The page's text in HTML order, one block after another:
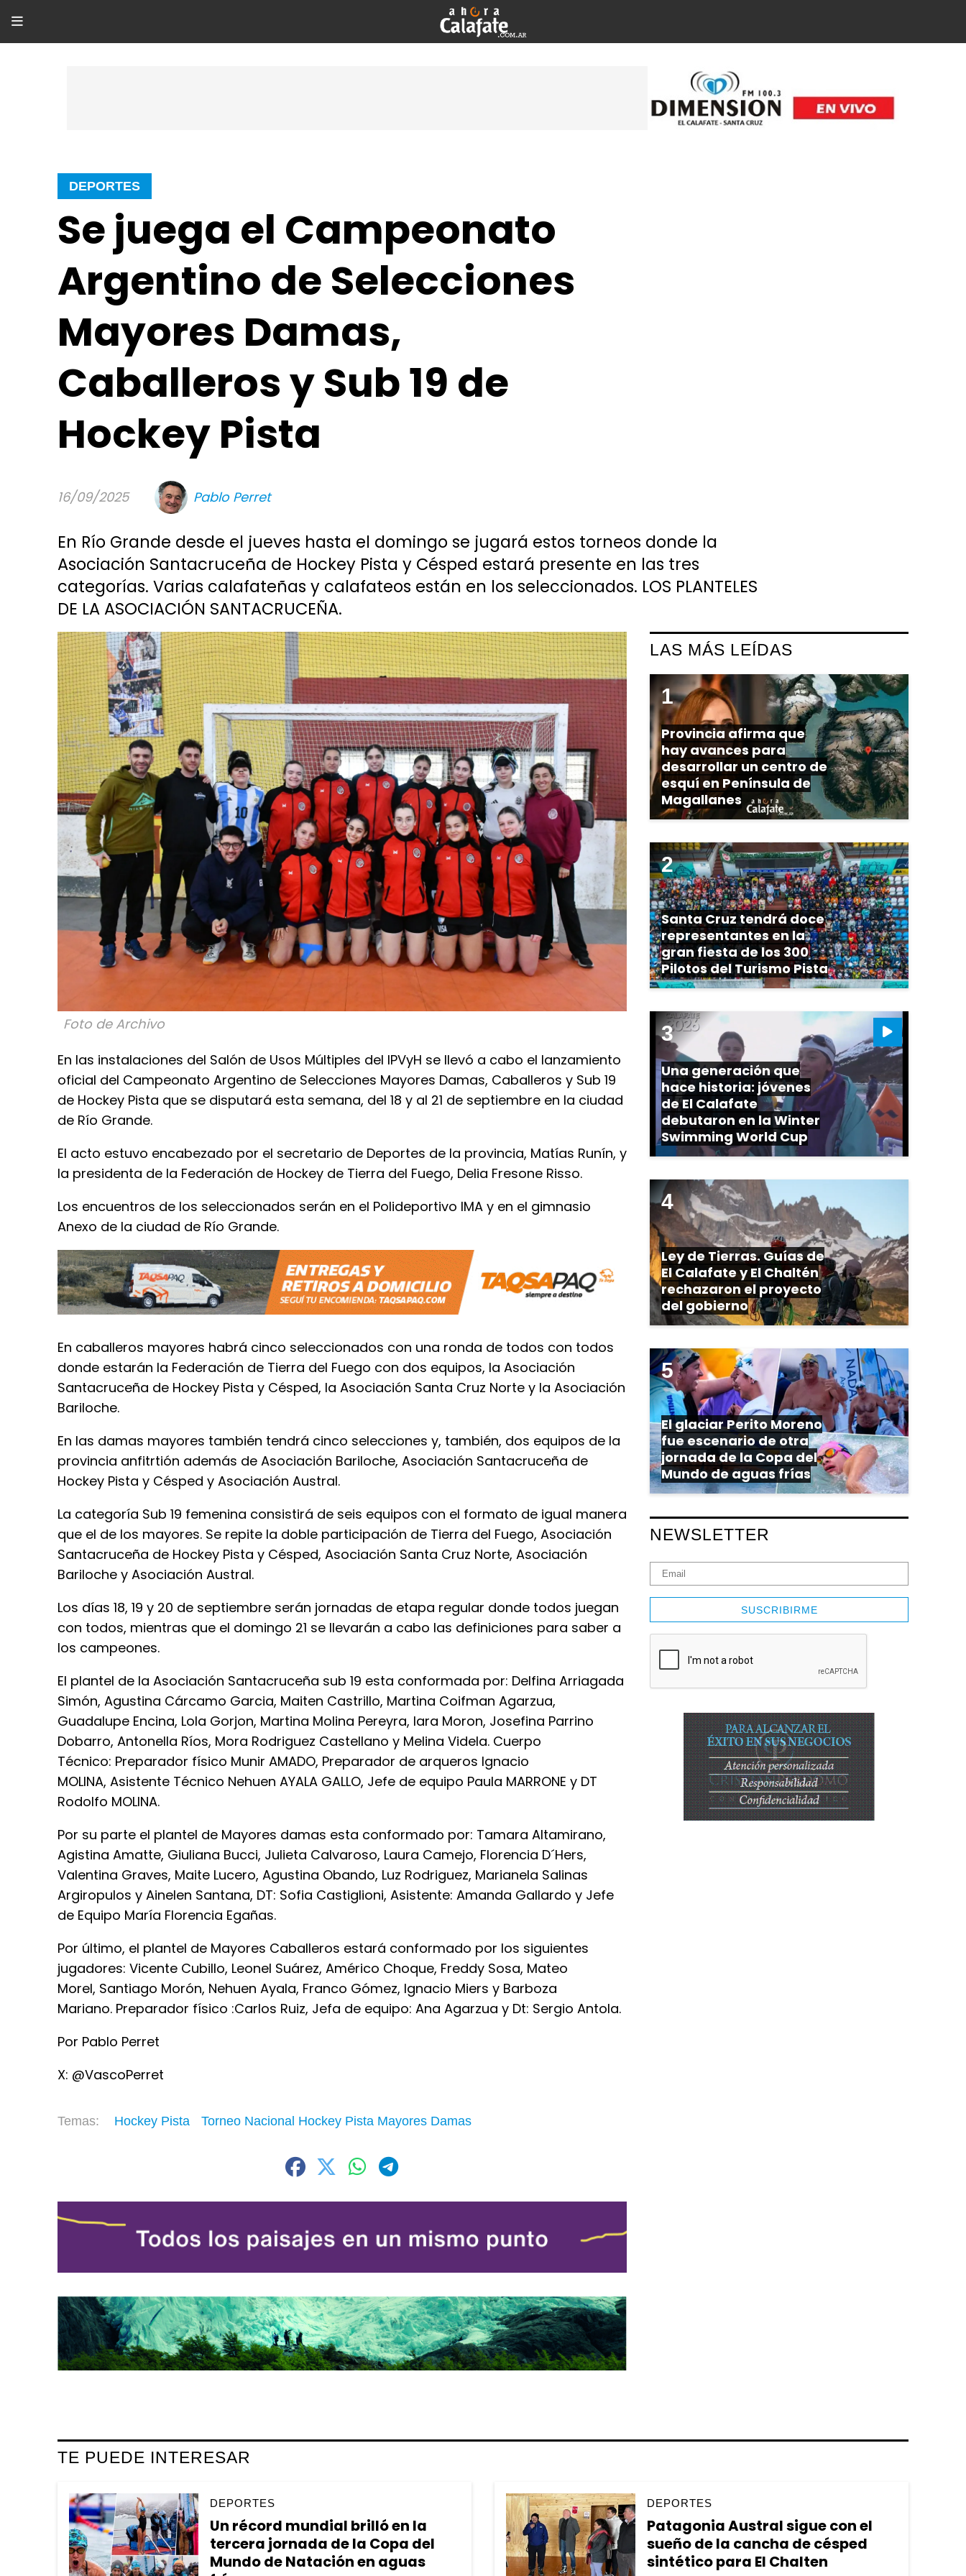
Se juega el Campeonato
Argentino de Selecciones
Mayores Damas,
Caballeros y Sub 19 de
Hockey Pista
En Río Grande desde el jueves hasta el domingo se jugará estos torneos donde la
Asociación Santacruceña de Hockey Pista y Césped estará presente en las tres
categorías. Varias calafateñas y calafateos están en los seleccionados. LOS PLANTELES
DE LA ASOCIACIÓN SANTACRUCEÑA.
DEPORTES
16/09/2025 Pablo Perret
Foto de Archivo
En las instalaciones del Salón de Usos Múltiples del IPVyH se llevó a cabo el lanzamiento
oficial del Campeonato Argentino de Selecciones Mayores Damas, Caballeros y Sub 19
de Hockey Pista que se disputará esta semana, del 18 y al 21 de septiembre en la ciudad
de Río Grande.
El acto estuvo encabezado por el secretario de Deportes de la provincia, Matías Runín, y
la presidenta de la Federación de Hockey de Tierra del Fuego, Delia Fresone Risso.
Los encuentros de los seleccionados serán en el Polideportivo IMA y en el gimnasio
Anexo de la ciudad de Río Grande.
En caballeros mayores habrá cinco seleccionados con una ronda de todos con todos
donde estarán la Federación de Tierra del Fuego con dos equipos, la Asociación
Santacruceña de Hockey Pista y Césped, la Asociación Santa Cruz Norte y la Asociación
Bariloche.
En las damas mayores también tendrá cinco selecciones y, también, dos equipos de la
provincia anfitrtión además de Asociación Bariloche, Asociación Santacruceña de
Hockey Pista y Césped y Asociación Austral.
La categoría Sub 19 femenina consistirá de seis equipos con el formato de igual manera
que el de los mayores. Se repite la doble participación de Tierra del Fuego, Asociación
Santacruceña de Hockey Pista y Césped, Asociación Santa Cruz Norte, Asociación
Bariloche y Asociación Austral.
Los días 18, 19 y 20 de septiembre serán jornadas de etapa regular donde todos juegan
con todos, mientras que el domingo 21 se llevarán a cabo las definiciones para saber a
los campeones.
El plantel de la Asociación Santacruceña sub 19 esta conformada por: Delfina Arriagada
Simón, Agustina Cárcamo Garcia, Maiten Castrillo, Martina Coifman Agarzua,
Guadalupe Encina, Lola Gorjon, Martina Molina Pereyra, Iara Moron, Josefina Parrino
Dobarro, Antonella Ríos, Mora Rodriguez Castellano y Melina Videla. Cuerpo
Técnico: Preparador físico Munir AMADO, Preparador de arqueros Ignacio
MOLINA, Asistente Técnico Nehuen AYALA GALLO, Jefe de equipo Paula MARRONE y DT
Rodolfo MOLINA.
Por su parte el plantel de Mayores damas esta conformado por: Tamara Altamirano,
Agistina Amatte, Giuliana Bucci, Julieta Calvaroso, Laura Camejo, Florencia D´Hers,
Valentina Graves, Maite Lucero, Agustina Obando, Luz Rodriguez, Marianela Salinas
Argiropulos y Ainelen Santana, DT: Sofia Castiglioni, Asistente: Amanda Gallardo y Jefe
de Equipo María Florencia Egañas.
Por último, el plantel de Mayores Caballeros estará conformado por los siguientes
jugadores: Vicente Cubillo, Leonel Suárez, Américo Choque, Freddy Sosa, Mateo
Morel, Santiago Morón, Nehuen Ayala, Franco Gómez, Ignacio Miers y Barboza
Mariano. Preparador físico :Carlos Ruiz, Jefa de equipo: Ana Agarzua y Dt: Sergio Antola.
Por Pablo Perret
X: @VascoPerret
Hockey Pista Torneo Nacional Hockey Pista Mayores Damas
TE PUEDE INTERESAR
Un récord mundial brilló en la
tercera jornada de la Copa del
Mundo de Natación en aguas
DEPORTES
Patagonia Austral sigue con el
sueño de la cancha de césped
sintético para El Chalten
DEPORTES
LAS MÁS LEÍDAS
Provincia afirma que
hay avances para
desarrollar un centro de
esquí en Península de
Magallanes
Santa Cruz tendrá doce
representantes en la
gran fiesta de los 300
Pilotos del Turismo Pista
Una generación que
hace historia: jóvenes
de El Calafate
debutaron en la Winter
Swimming World Cup
Ley de Tierras. Guías de
El Calafate y El Chaltén
rechazaron el proyecto
del gobierno
El glaciar Perito Moreno
fue escenario de otra
jornada de la Copa del
Mundo de aguas frías
NEWSLETTER
SUSCRIBIRME